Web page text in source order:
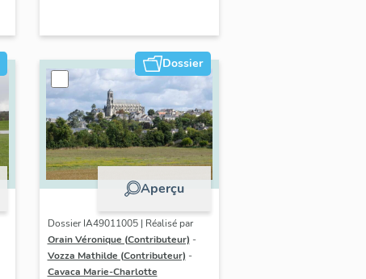
Dossier
Aperçu
Dossier IA49011005 | Réalisé par
Orain Véronique (Contributeur) -
Vozza Mathilde (Contributeur) -
Cavaca Marie-Charlotte